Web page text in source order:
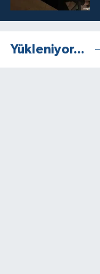
Yükleniyor...